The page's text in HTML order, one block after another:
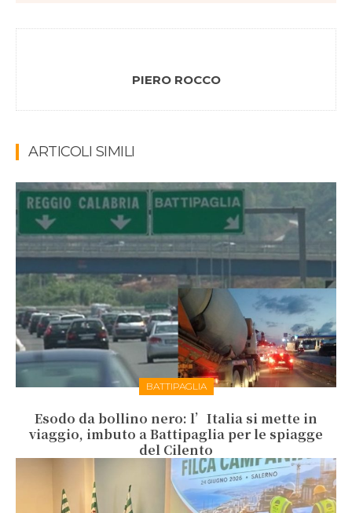
PIERO ROCCO
ARTICOLI SIMILI
BATTIPAGLIA
Esodo da bollino nero: l’Italia si mette in
viaggio, imbuto a Battipaglia per le spiagge
del Cilento